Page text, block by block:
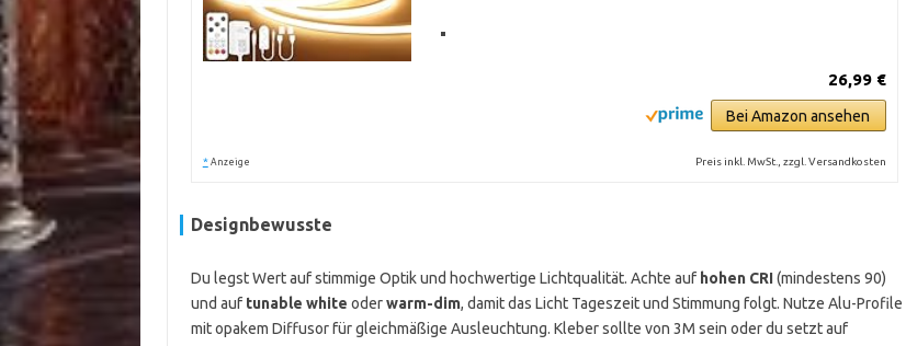
26,99 €
Bei Amazon ansehen
* Anzeige Preis inkl. MwSt., zzgl. Versandkosten
Designbewusste
Du legst Wert auf stimmige Optik und hochwertige Lichtqualität. Achte auf hohen CRI(mindestens 90)
und auf tunable white oderwarm-dim, damit das Licht Tageszeit und Stimmung folgt. Nutze Alu-Profile
mit opakem Diffusor für gleichmäßige Ausleuchtung. Kleber sollte von 3M sein oder du setzt auf